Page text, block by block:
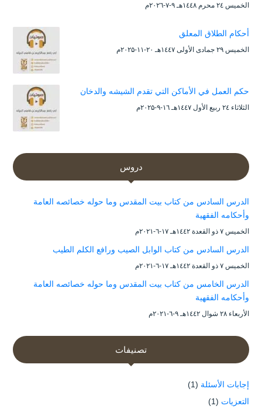
الخميس ۲٤ محرم ۱٤٤۸هـ ۹-۷-۲۰۲٦م
أحكام الطلاق المعلق
الخميس ۲۹ جمادى الأولى ۱٤٤۷هـ ۲۰-۱۱-۲۰۲۵م
حكم العمل في الأماكن التي تقدم الشيشه والدخان
الثلاثاء ۲٤ ربيع الأول ۱٤٤۷هـ ۱٦-۹-۲۰۲۵م
دروس
الدرس السادس من كتاب بيت المقدس وما حوله خصائصه العامة
وأحكامه الفقهية
الخميس ۷ ذو القعدة ۱٤٤۲هـ ۱۷-٦-۲۰۲۱م
الدرس السادس من كتاب الوابل الصيب ورافع الكلم الطيب
الخميس ۷ ذو القعدة ۱٤٤۲هـ ۱۷-٦-۲۰۲۱م
الدرس الخامس من كتاب بيت المقدس وما حوله خصائصه العامة
وأحكامه الفقهية
الأربعاء ۲۸ شوال ۱٤٤۲هـ ۹-٦-۲۰۲۱م
تصنيفات
إجابات الأسئلة (1)
التعزيات (1)